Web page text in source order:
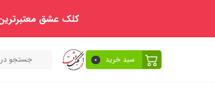
کلک عشق
سبد خرید 0